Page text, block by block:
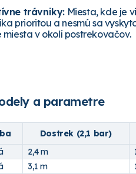
trávniky: Miesta, kde je
prioritou a nesmú sa
miesta v okolí postrekovačov.
a parametre
Dostrek (2,1 bar)
2,4 m
3,1 m